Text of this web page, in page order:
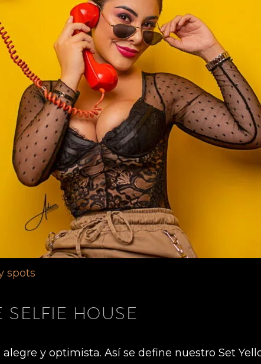
spots
SELFIE HOUSE
y optimista. Así se define nuestro Set